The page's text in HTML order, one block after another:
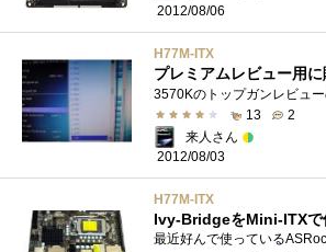
2012/08/06
H77M-ITX
13
2
来人さん
2012/08/03
H77M-ITX
Ivy-BridgeをMini-ITXで